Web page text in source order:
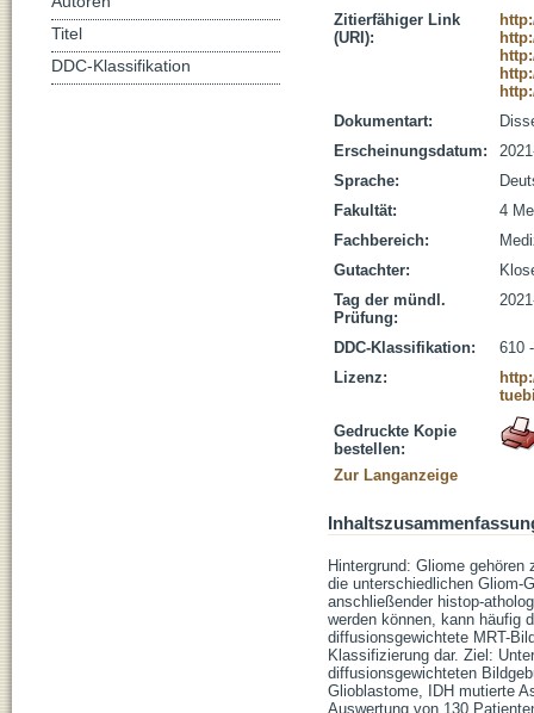
Zitierfähiger Link
(URI):
Dokumentart:
Erscheinungsdatum:
Sprache:
Fakultät:
4
Fachbereich:
Gutachter:
Tag der mündl.
Prüfung:
DDC-Klassifikation:
610
Lizenz:
Gedruckte Kopie
bestellen:
Zur Langanzeige
Hintergrund: Gliome
die unterschiedlichen Gliom-
anschließender histop-
werden können, kann häufig
diffusionsgewichtete MRT-
Klassifizierung dar. Ziel:
diffusionsgewichteten
Glioblastome, IDH mutierte
Auswertung von 130
Titel
DDC-Klassifikation